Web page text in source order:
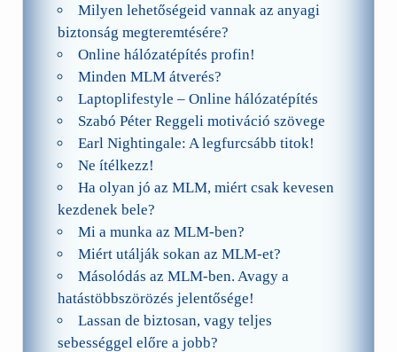
Milyen lehetőségeid vannak az anyagi
biztonság megteremtésére?
Online hálózatépítés profin!
Minden MLM átverés?
Laptoplifestyle – Online hálózatépítés
Szabó Péter Reggeli motiváció szövege
Earl Nightingale: A legfurcsább titok!
Ne ítélkezz!
Ha olyan jó az MLM, miért csak kevesen
kezdenek bele?
Mi a munka az MLM-ben?
Miért utálják sokan az MLM-et?
Másolódás az MLM-ben. Avagy a
hatástöbbszörözés jelentősége!
Lassan de biztosan, vagy teljes
sebességgel előre a jobb?